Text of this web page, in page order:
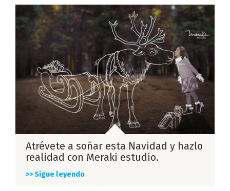
Atrévete a soñar esta Navidad y hazlo
realidad con Meraki estudio.
>> Sigue leyendo